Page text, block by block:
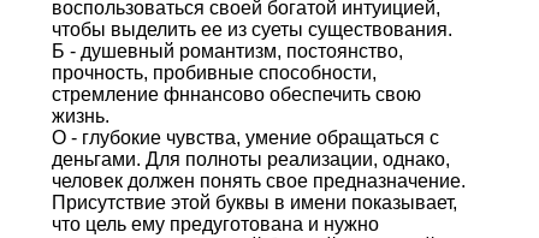
воспользоваться своей богатой интуицией,
чтобы выделить ее из суеты существования.
Б - душевный романтизм, постоянство,
прочность, пробивные способности,
стремление фннансово обеспечить свою
жизнь.
О - глубокие чувства, умение обращаться с
деньгами. Для полноты реализации, однако,
человек должен понять свое предназначение.
Присутствие этой буквы в имени показывает,
что цель ему предуготована и нужно